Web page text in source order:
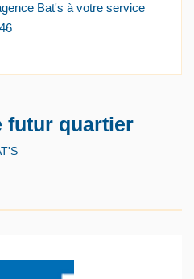
Bat's à votre service
futur quartier